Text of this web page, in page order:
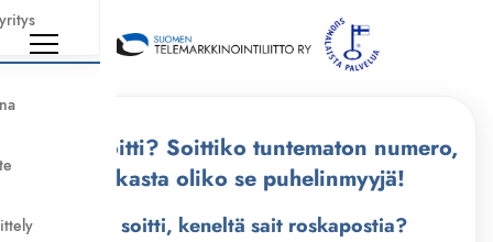
Kuka soitti? Soittiko tuntematon numero,
tarkasta oliko se puhelinmyyjä!
Kuka soitti, keneltä sait roskapostia?